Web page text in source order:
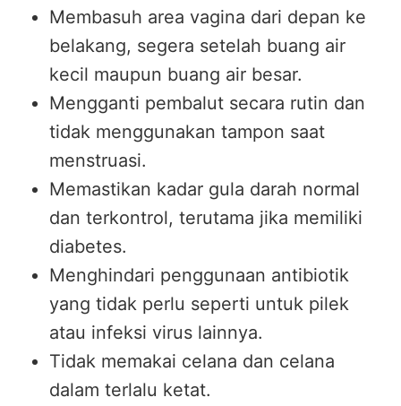
Membasuh area vagina dari depan ke
belakang, segera setelah buang air
kecil maupun buang air besar.
Mengganti pembalut secara rutin dan
tidak menggunakan tampon saat
menstruasi.
Memastikan kadar gula darah normal
dan terkontrol, terutama jika memiliki
diabetes.
Menghindari penggunaan antibiotik
yang tidak perlu seperti untuk pilek
atau infeksi virus lainnya.
Tidak memakai celana dan celana
dalam terlalu ketat.